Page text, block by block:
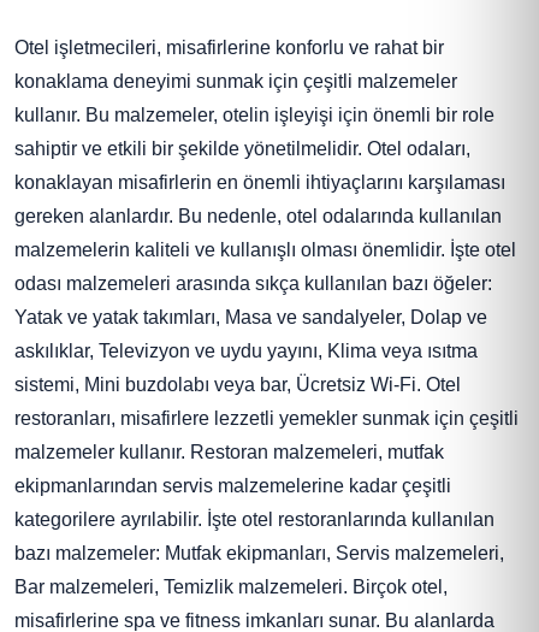
Otel işletmecileri, misafirlerine konforlu ve rahat bir
konaklama deneyimi sunmak için çeşitli malzemeler
kullanır. Bu malzemeler, otelin işleyişi için önemli bir role
sahiptir ve etkili bir şekilde yönetilmelidir. Otel odaları,
konaklayan misafirlerin en önemli ihtiyaçlarını karşılaması
gereken alanlardır. Bu nedenle, otel odalarında kullanılan
malzemelerin kaliteli ve kullanışlı olması önemlidir. İşte otel
odası malzemeleri arasında sıkça kullanılan bazı öğeler:
Yatak ve yatak takımları, Masa ve sandalyeler, Dolap ve
askılıklar, Televizyon ve uydu yayını, Klima veya ısıtma
sistemi, Mini buzdolabı veya bar, Ücretsiz Wi-Fi. Otel
restoranları, misafirlere lezzetli yemekler sunmak için çeşitli
malzemeler kullanır. Restoran malzemeleri, mutfak
ekipmanlarından servis malzemelerine kadar çeşitli
kategorilere ayrılabilir. İşte otel restoranlarında kullanılan
bazı malzemeler: Mutfak ekipmanları, Servis malzemeleri,
Bar malzemeleri, Temizlik malzemeleri. Birçok otel,
misafirlerine spa ve fitness imkanları sunar. Bu alanlarda